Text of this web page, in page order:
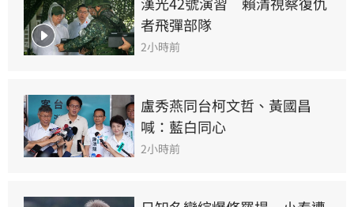
者飛彈部隊
2小時前
盧秀燕同台柯文哲、黃國昌
喊：藍白同心
2小時前